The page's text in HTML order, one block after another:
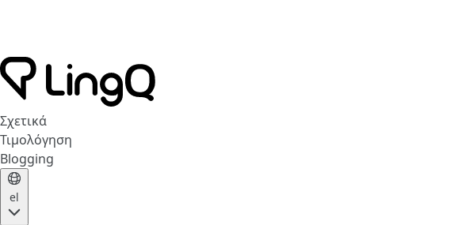
Σχετικά
Τιμολόγηση
Blogging
el